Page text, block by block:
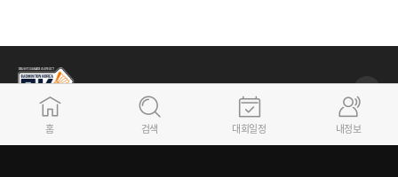
사단법인 정보
(사단) 대한배드민턴협회
홈 검색 대회일정 내정보